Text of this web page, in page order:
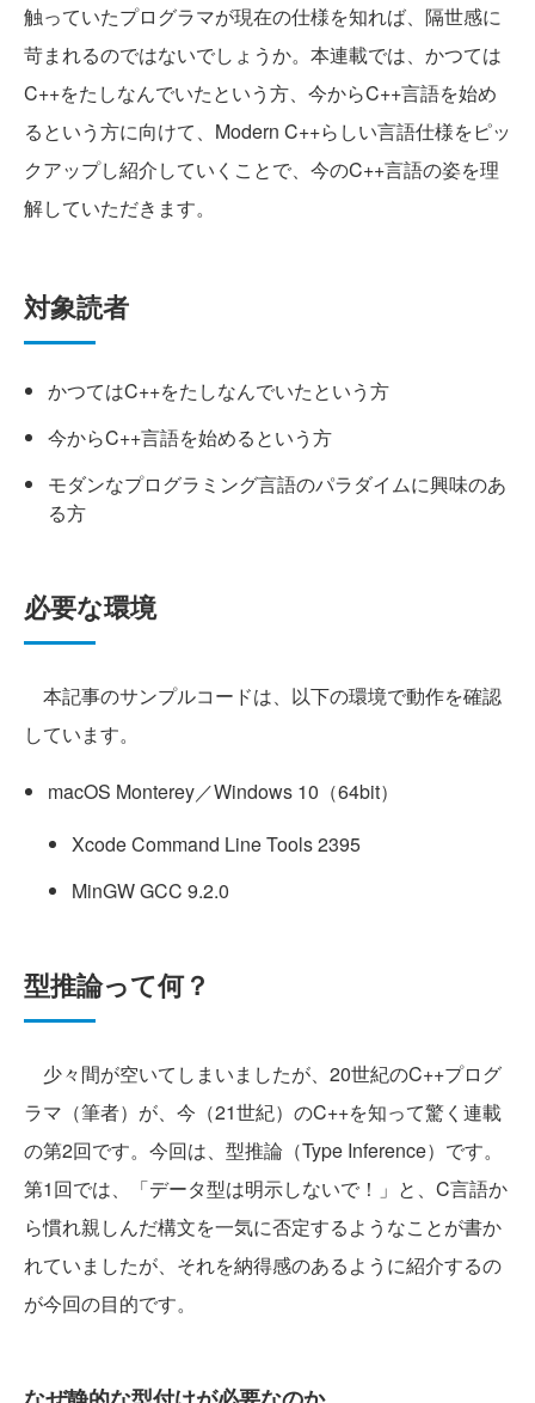
触っていたプログラマが現在の仕様を知れば、隔世感に
苛まれるのではないでしょうか。本連載では、かつては
C++をたしなんでいたという方、今からC++言語を始め
るという方に向けて、Modern C++らしい言語仕様をピッ
クアップし紹介していくことで、今のC++言語の姿を理
解していただきます。
対象読者
かつてはC++をたしなんでいたという方
今からC++言語を始めるという方
モダンなプログラミング言語のパラダイムに興味のあ
る方
必要な環境
本記事のサンプルコードは、以下の環境で動作を確認
しています。
macOS Monterey／Windows 10（64bit）
Xcode Command Line Tools 2395
MinGW GCC 9.2.0
型推論って何？
少々間が空いてしまいましたが、20世紀のC++プログ
ラマ（筆者）が、今（21世紀）のC++を知って驚く連載
の第2回です。今回は、型推論（Type Inference）です。
第1回では、「データ型は明示しないで！」と、C言語か
ら慣れ親しんだ構文を一気に否定するようなことが書か
れていましたが、それを納得感のあるように紹介するの
が今回の目的です。